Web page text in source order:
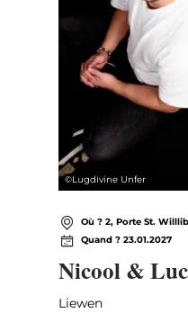
©Lugdivine Unfer
Où ? 2, Porte St.
Quand ? 23.01.2027
Nicool &
Liewen